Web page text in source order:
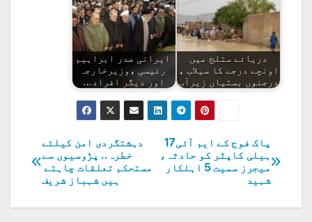
دریائے ستلج میں
اونچے درجے کا سیلاب ،
درجنوں بستیاں زیرآب
ایرانی صدر ابراہیم
رئیسی ،وزیرخارجہ
اور دیگر افراد…
پوسٹوں
کی
نیویگیشن
دہشتگردی امن کیلئے
خطرہ.. پڑوسیوں سے
مستحکم تعلقات چاہتے
ہیں شہباز شریف
پاک فوج کے ایم آئی17
ہیلی کاپٹر کو حادثہ،
میجرز سمیت 5 اہلکار
شہید